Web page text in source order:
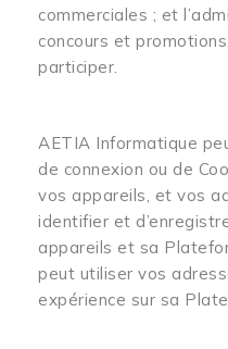
commerciales ; et
concours et
participer.
AETIA Informatique
de connexion ou de
vos appareils, et vos
identifier et
appareils et sa
peut utiliser vos
expérience sur sa